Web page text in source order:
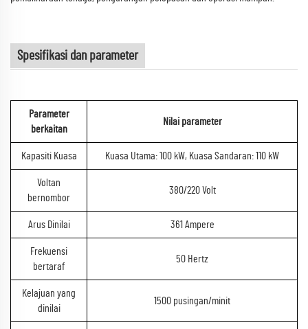
Spesifikasi dan parameter
Parameter
berkaitan
Nilai parameter
Kapasiti Kuasa Kuasa Utama: 100 kW, Kuasa Sandaran: 110 kW
Voltan
bernombor
380/220 Volt
Arus Dinilai 361 Ampere
Frekuensi
bertaraf
50 Hertz
Kelajuan yang
dinilai
1500 pusingan/minit